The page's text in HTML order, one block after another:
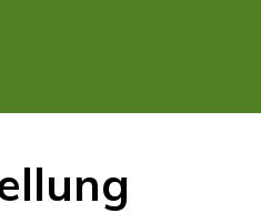
Natel 079 458 27 20